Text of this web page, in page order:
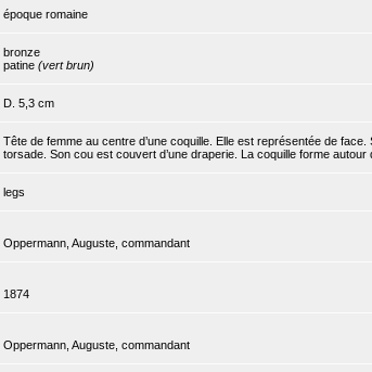
époque romaine
bronze
patine (vert brun)
D. 5,3 cm
Tête de femme au centre d’une coquille. Elle est représentée de
torsade. Son cou est couvert d’une draperie. La coquille forme autour
legs
Oppermann, Auguste, commandant
1874
Oppermann, Auguste, commandant